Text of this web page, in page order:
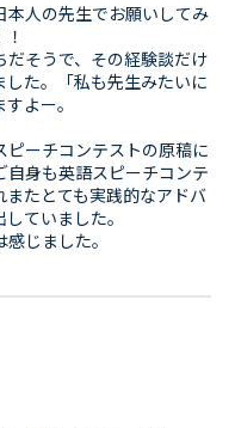
本人の先生でお願いしてみ
だそうで、その経験談だけ
た。「私も先生みたいに
よー。
ーチコンテストの原稿に
身も英語スピーチコンテ
たとても実践的なアドバ
ていました。
じました。